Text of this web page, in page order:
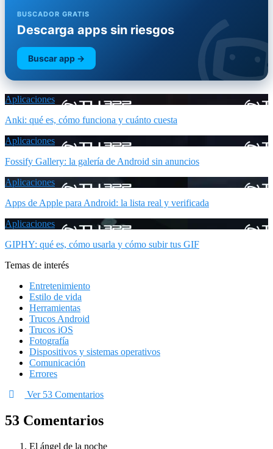
BUSCADOR GRATIS
Descarga apps sin riesgos
Buscar app →
Aplicaciones
Anki: qué es, cómo funciona y cuánto cuesta
Aplicaciones
Fossify Gallery: la galería de Android sin anuncios
Aplicaciones
Apps de Apple para Android: la lista real y verificada
Aplicaciones
GIPHY: qué es, cómo usarla y cómo subir tus GIF
Temas de interés
Entretenimiento
Estilo de vida
Herramientas
Trucos Android
Trucos iOS
Fotografía
Dispositivos y sistemas operativos
Comunicación
Errores
Ver 53 Comentarios
53 Comentarios
El ángel de la noche